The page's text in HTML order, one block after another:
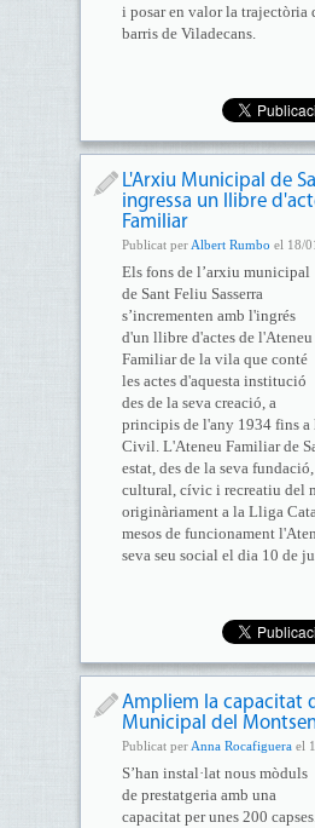
i posar en valor la trajectòria
barris de Viladecans.
L'Arxiu Municipal de
ingressa un llibre
Familiar
Publicat per Albert Rumbo el 18/
Els fons de l’arxiu municipal
de Sant Feliu Sasserra
s’incrementen amb l'ingrés
d'un llibre d'actes de l'Ateneu
Familiar de la vila que conté
les actes d'aquesta institució
des de la seva creació, a
principis de l'any 1934 fins a
Civil. L'Ateneu Familiar de
estat, des de la seva
cultural, cívic i recreatiu del
originàriament a la Lliga
mesos de funcionament
seva seu social el dia 10 de
Ampliem la capacitat
Municipal del
Publicat per Anna Rocafiguerael
S’han instal·lat nous mòduls
de prestatgeria amb una
capacitat per unes 200